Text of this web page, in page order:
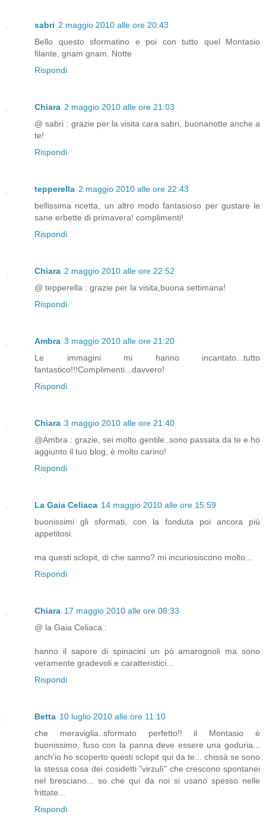
sabri 2 maggio 2010 alle ore 20:43
Bello questo sformatino e poi con tutto quel Montasio
filante, gnam gnam. Notte
Rispondi
Chiara 2 maggio 2010 alle ore 21:03
@ sabri : grazie per la visita cara sabri, buonanotte anche a
te!
Rispondi
tepperella 2 maggio 2010 alle ore 22:43
bellissima ricetta, un altro modo fantasioso per gustare le
sane erbette di primavera! complimenti!
Rispondi
Chiara 2 maggio 2010 alle ore 22:52
@ tepperella : grazie per la visita,buona settimana!
Rispondi
Ambra 3 maggio 2010 alle ore 21:20
Le immagini mi hanno incantato...tutto
fantastico!!!Complimenti...davvero!
Rispondi
Chiara 3 maggio 2010 alle ore 21:40
@Ambra : grazie, sei molto gentile..sono passata da te e ho
aggiunto il tuo blog, è molto carino!
Rispondi
La Gaia Celiaca 14 maggio 2010 alle ore 15:59
buonissimi gli sformati, con la fonduta poi ancora più
appetitosi.
ma questi sclopit, di che sanno? mi incuriosiscono molto...
Rispondi
Chiara 17 maggio 2010 alle ore 08:33
@ la Gaia Celiaca :
hanno il sapore di spinacini un pò amarognoli ma sono
veramente gradevoli e caratteristici...
Rispondi
Betta 10 luglio 2010 alle ore 11:10
che meraviglia..sformato perfetto!! il Montasio è
buonissimo, fuso con la panna deve essere una goduria...
anch'io ho scoperto questi sclopit qui da te... chissà se sono
la stessa cosa dei cosidetti "virzulì" che crescono spontanei
nel bresciano... so che qui da noi si usano spesso nelle
frittate...
Rispondi